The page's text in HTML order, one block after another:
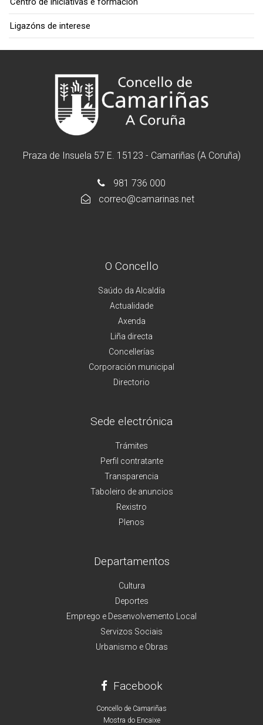
Ligazóns de interese
Praza de Insuela 57 E. 15123 - Camariñas (A Coruña)
981 736 000
correo@camarinas.net
O Concello
Saúdo da Alcaldía
Actualidade
Axenda
Liña directa
Concellerías
Corporación municipal
Directorio
Sede electrónica
Trámites
Perfil contratante
Transparencia
Taboleiro de anuncios
Rexistro
Plenos
Departamentos
Cultura
Deportes
Emprego e Desenvolvemento Local
Servizos Sociais
Urbanismo e Obras
Facebook
Concello de Camariñas
Mostra do Encaixe